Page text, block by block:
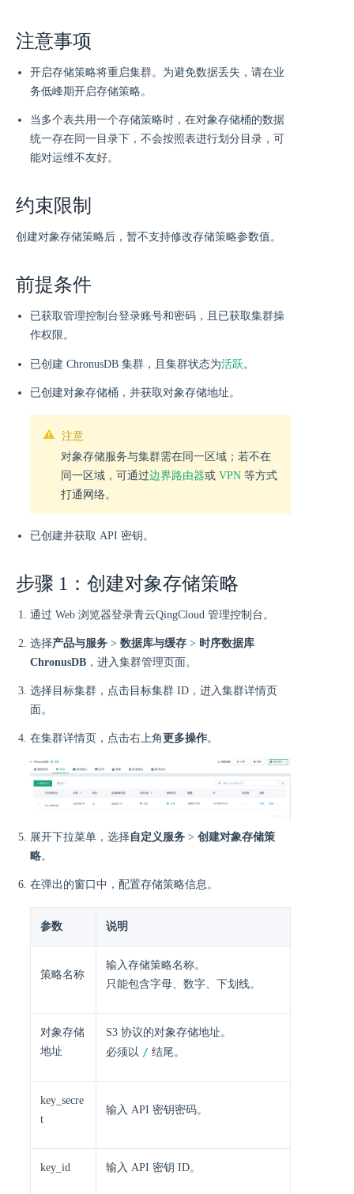
注意事项
开启存储策略将重启集群。为避免数据丢失，请在业
务低峰期开启存储策略。
当多个表共用一个存储策略时，在对象存储桶的数据
统一存在同一目录下，不会按照表进行划分目录，可
能对运维不友好。
约束限制
创建对象存储策略后，暂不支持修改存储策略参数值。
前提条件
已获取管理控制台登录账号和密码，且已获取集群操
作权限。
已创建 ChronusDB 集群，且集群状态为活跃。
已创建对象存储桶，并获取对象存储地址。
注意
对象存储服务与集群需在同一区域；若不在
同一区域，可通过边界路由器或 VPN 等方式
打通网络。
已创建并获取 API 密钥。
步骤 1：创建对象存储策略
通过 Web 浏览器登录青云QingCloud 管理控制台。
选择产品与服务 > 数据库与缓存 > 时序数据库
ChronusDB ，进入集群管理页面。
选择目标集群，点击目标集群 ID，进入集群详情页
面。
在集群详情页，点击右上角 更多操作。
展开下拉菜单，选择自定义服务 > 创建对象存储策
略。
在弹出的窗口中，配置存储策略信息。
参数 说明
策略名称
输入存储策略名称。
只能包含字母、数字、下划线。
对象存储
地址
S3 协议的对象存储地址。
必须以 / 结尾。
key_secre
t
输入 API 密钥密码。
key_id 输入 API 密钥 ID。